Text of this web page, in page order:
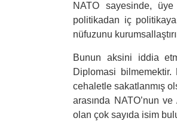
NATO sayesinde,
politikadan iç
nüfuzunu
Bunun aksini iddia
Diplomasi
cehaletle sakatlanmış
arasında NATO’nun
olan çok sayıda isim